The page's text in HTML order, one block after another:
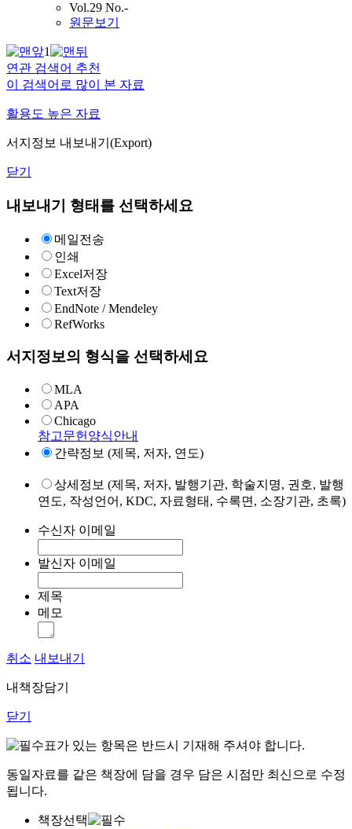
Vol.29 No.-
원문보기
1
연관 검색어 추천
이 검색어로 많이 본 자료
활용도 높은 자료
서지정보 내보내기(Export)
닫기
내보내기 형태를 선택하세요
메일전송
인쇄
Excel저장
Text저장
EndNote / Mendeley
RefWorks
서지정보의 형식을 선택하세요
MLA
APA
Chicago
참고문헌양식안내
간략정보 (제목, 저자, 연도)
상세정보 (제목, 저자, 발행기관, 학술지명, 권호, 발행
연도, 작성언어, KDC, 자료형태, 수록면, 소장기관, 초록)
수신자 이메일
발신자 이메일
제목
메모
취소 내보내기
내책장담기
닫기
표가 있는 항목은 반드시 기재해 주셔야 합니다.
동일자료를 같은 책장에 담을 경우 담은 시점만 최신으로 수정
됩니다.
책장선택